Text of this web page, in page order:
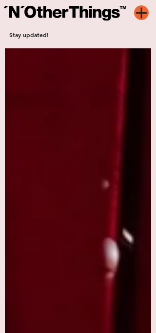
Stay updated!